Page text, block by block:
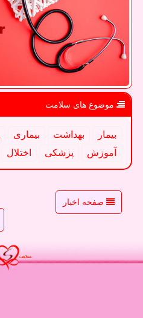
موضوع های سلامت
بیمار بهداشت بیماری
آموزش
پزشكی اختلال
صفحه اخبار